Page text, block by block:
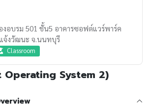
งอบรม 501 ชั้น5 อาคารซอฟต์แวร์พาร์ค
จ้งวัฒนะ จ.นนทบุรี
Classroom
Operating System 2)